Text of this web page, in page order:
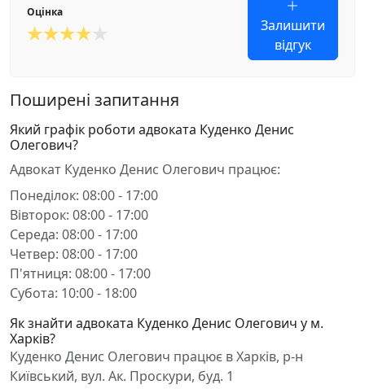
Оцінка
Залишити
відгук
Поширені запитання
Який графік роботи адвоката Куденко Денис
Олегович?
Адвокат Куденко Денис Олегович працює:
Понеділок: 08:00 - 17:00
Вівторок: 08:00 - 17:00
Середа: 08:00 - 17:00
Четвер: 08:00 - 17:00
П'ятниця: 08:00 - 17:00
Субота: 10:00 - 18:00
Як знайти адвоката Куденко Денис Олегович у м.
Харків?
Куденко Денис Олегович працює в Харків, р-н
Київський, вул. Ак. Проскури, буд. 1